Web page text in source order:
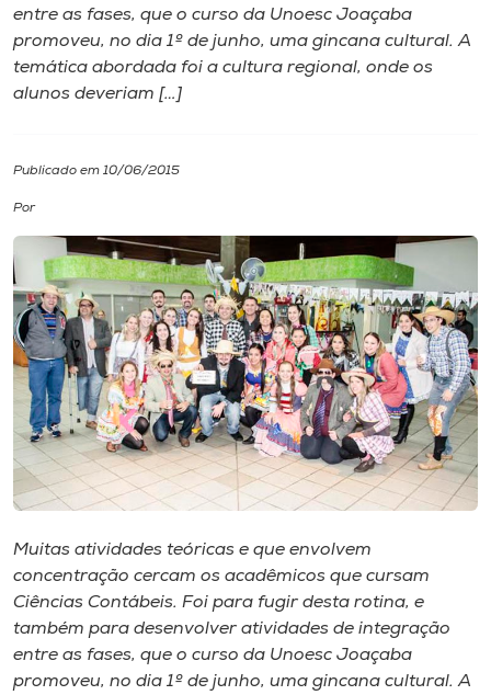
I.nova
Diplomados
Biblioteca
Editora
Rádio
Museu
Unoesc
Store
Selecione
entre as fases, que o curso da Unoesc Joaçaba
promoveu, no dia 1º de junho, uma gincana cultural. A
temática abordada foi a cultura regional, onde os
alunos deveriam […]
Publicado em 10/06/2015
Por
Muitas atividades teóricas e que envolvem
concentração cercam os acadêmicos que cursam
Ciências Contábeis. Foi para fugir desta rotina, e
também para desenvolver atividades de integração
entre as fases, que o curso da Unoesc Joaçaba
promoveu, no dia 1º de junho, uma gincana cultural. A